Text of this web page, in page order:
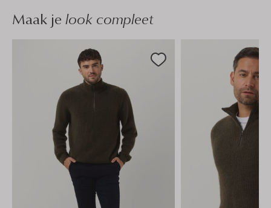
Maak je look compleet